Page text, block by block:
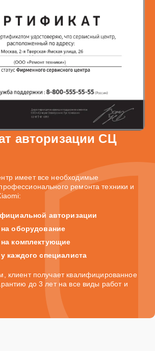
авторизации СЦ
имеет все необходимые
ремонта техники и
авторизации
оборудование
комплектующие
каждого специалиста
клиент получает квалифицированное
до 3 лет на все виды работ и